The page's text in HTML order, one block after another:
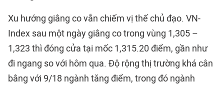
Xu hướng giằng co vẫn chiếm vị thế chủ đạo. VN-
Index sau một ngày giằng co trong vùng 1,305 –
1,323 thì đóng cửa tại mốc 1,315.20 điểm, gần như
đi ngang so với hôm qua. Độ rộng thị trường khá cân
bằng với 9/18 ngành tăng điểm, trong đó ngành